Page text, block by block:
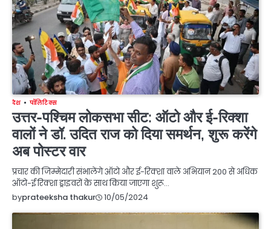
देश पॉलिटिक्स
उत्तर-पश्चिम लोकसभा सीट: ऑटो और ई-रिक्शा
वालों ने डॉ. उदित राज को दिया समर्थन, शुरू करेंगे
अब पोस्टर वार
प्रचार की जिम्मेदारी संभालेंगे ऑटो और ई-रिक्शा वाले अभियान 200 से अधिक
ऑटो-ई रिक्शा ड्राइवरों के साथ किया जाएगा शुरू…
byprateeksha thakur 10/05/2024